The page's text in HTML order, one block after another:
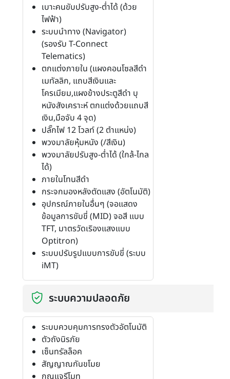
เบาะคนขับปรับสูง-ต่ำได้ (ด้วย
ไฟฟ้า)
ระบบนำทาง (Navigator)
(รองรับ T-Connect
Telematics)
ตกแต่งภายใน (แผงคอนโซลสีดำ
เมทัลลิก, แถบสีเงินและ
โครเมียม,แผงข้างประตูสีดำ บุ
หนังสังเคราะห์ ตกแต่งด้วยแถบสี
เงิน,มือจับ 4 จุด)
ปลั๊กไฟ 12 โวลท์ (2 ตำแหน่ง)
พวงมาลัยหุ้มหนัง (/สีเงิน)
พวงมาลัยปรับสูง-ต่ำได้ (ใกล้-ไกล
ได้)
ภายในโทนสีดำ
กระจกมองหลังตัดแสง (อัตโนมัติ)
อุปกรณ์ภายในอื่นๆ (จอแสดง
ข้อมูลการขับขี่ (MID) จอสี แบบ
TFT, มาตรวัดเริองแสงแบบ
Optitron)
ระบบปรับรูปแบบการขับขี่ (ระบบ
iMT)
ระบบความปลอดภัย
ระบบควบคุมการทรงตัวอัตโนมัติ
ตัวถังนิรภัย
เซ็นทรัลล็อค
สัญญาณกันขโมย
กุญแจรีโมท